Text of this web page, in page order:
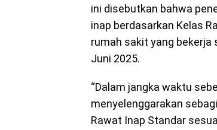
ini disebutkan bahwa
inap berdasarkan Kelas
rumah sakit yang bekerja
Juni 2025.
“Dalam jangka waktu
menyelenggarakan
Rawat Inap Standar